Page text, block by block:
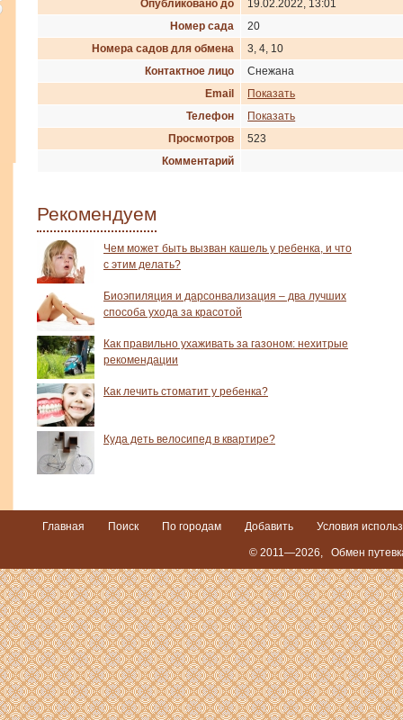
Опубликовано до
19.02.2022, 13:01
Номер сада
20
Номера садов для обмена
3, 4, 10
Контактное лицо
Снежана
Email
Показать
Телефон
Показать
Просмотров
523
Комментарий
Рекомендуем
Чем может быть вызван кашель у ребенка, и что
с этим делать?
Биоэпиляция и дарсонвализация – два лучших
способа ухода за красотой
Как правильно ухаживать за газоном: нехитрые
рекомендации
Как лечить стоматит у ребенка?
Куда деть велосипед в квартире?
Главная Поиск По городам Добавить Условия
© 2011—2026, Обмен